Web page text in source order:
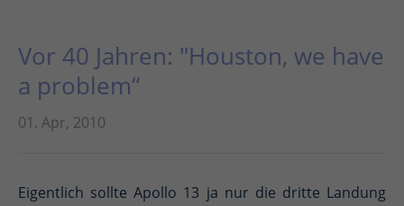
Vor 40 Jahren: "Houston, we have
a problem“
01. Apr, 2010
Eigentlich sollte Apollo 13 ja nur die dritte Landung